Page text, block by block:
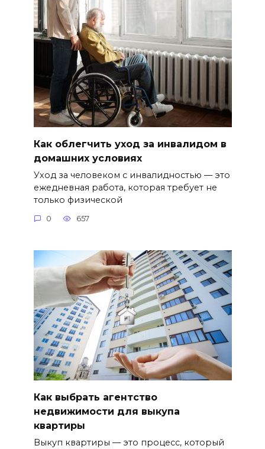
Как облегчить уход за инвалидом в
домашних условиях
Уход за человеком с инвалидностью — это
ежедневная работа, которая требует не
только физической
0 657
Как выбрать агентство
недвижимости для выкупа
квартиры
Выкуп квартиры — это процесс, который